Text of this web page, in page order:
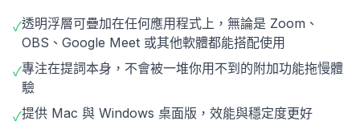
✓透明浮層可疊加在任何應用程式上，無論是 Zoom、
OBS、Google Meet 或其他軟體都能搭配使用
✓專注在提詞本身，不會被一堆你用不到的附加功能拖慢體
驗
✓提供 Mac 與 Windows 桌面版，效能與穩定度更好